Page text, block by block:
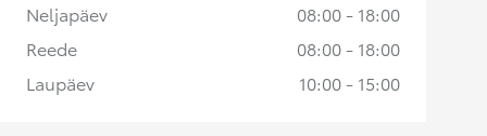
Neljapäev
08:00 - 18:00
Reede
08:00 - 18:00
Laupäev
10:00 - 15:00